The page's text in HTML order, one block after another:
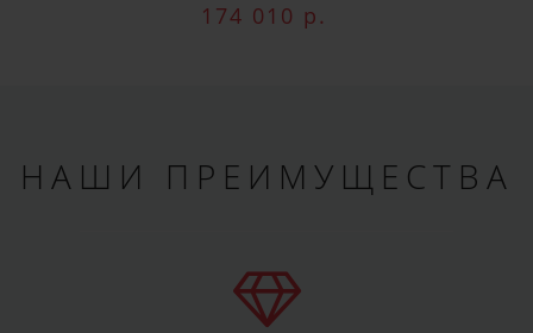
174 010 р.
НАШИ ПРЕИМУЩЕСТВА